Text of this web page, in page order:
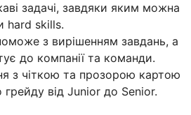
задачі, завдяки яким можна
hard skills.
з вирішенням завдань, а
до компанії та команди.
з чіткою та прозорою картою
від Junior до Senior.